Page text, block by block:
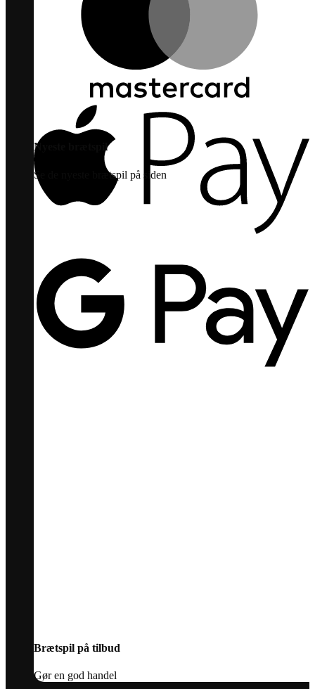
Nyeste brætspil
Se de nyeste brætspil på siden
Brætspil på tilbud
Gør en god handel